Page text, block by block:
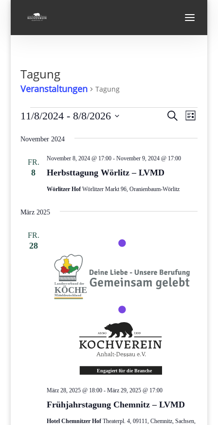
Tagung
Veranstaltungen Tagung
Veranstaltungen
und
SucheListe
11/8/2024 - 8/8/2026
wählen.
November 2024
FR.
8 Herbsttagung Wörlitz – LVMD
November 8, 2024 @ 17:00- November 9, 2024 @ 17:00
Wörlitzer Hof Wörlitzer Markt 96, Oranienbaum-Wörlitz
März 2025
FR.
28
Frühjahrstagung Chemnitz – LVMD
März 28, 2025 @ 18:00- März 29, 2025 @ 17:00
Hotel Chemnitzer Hof Theaterpl. 4, 09111, Chemnitz, Sachsen,